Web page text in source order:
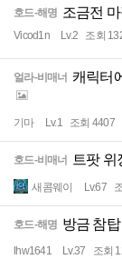
호드-해명 조금전
Vicod1n Lv.2 조회
얼라-비매너 캐릭터
기마 Lv.1 조회 4407
호드-비매너 트팟 위
새콤웨이 Lv.67
호드-해명 방금 참
lhw1641 Lv.37 조회